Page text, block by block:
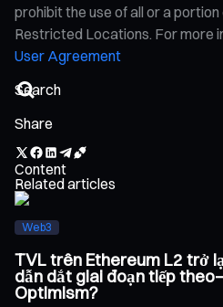
prohibit the use of all or a
Restricted Locations. For more
User Agreement
Share
Content
Related articles
Web3
TVL trên Ethereum L2 trở
dẫn dắt giai đoạn tiếp
Optimism?